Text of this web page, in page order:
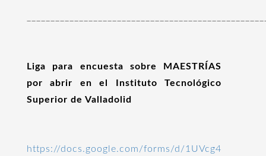
Liga para encuesta sobre MAESTRÍAS
por abrir en el Instituto Tecnológico
Superior de Valladolid
https://docs.google.com/forms/d/1UVcg4